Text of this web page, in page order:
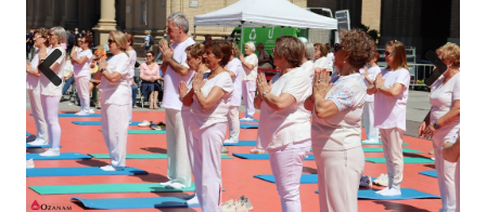
Previ
ous
Next